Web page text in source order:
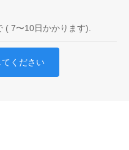
( 7〜10日かかります).
ください